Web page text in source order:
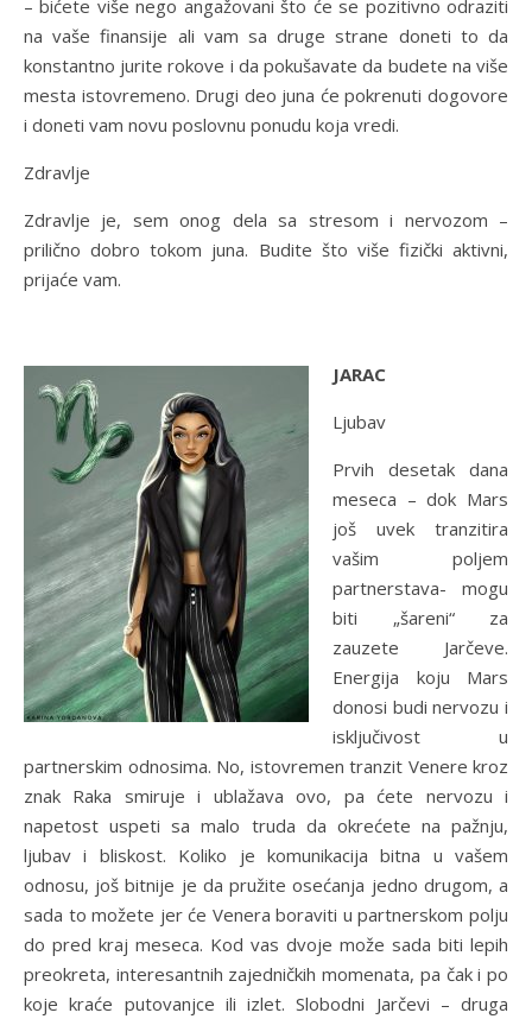
– bićete više nego angažovani što će se pozitivno odraziti
na vaše finansije ali vam sa druge strane doneti to da
konstantno jurite rokove i da pokušavate da budete na više
mesta istovremeno. Drugi deo juna će pokrenuti dogovore
i doneti vam novu poslovnu ponudu koja vredi.
Zdravlje
Zdravlje je, sem onog dela sa stresom i nervozom –
prilično dobro tokom juna. Budite što više fizički aktivni,
prijaće vam.
JARAC
Ljubav
Prvih desetak dana
meseca – dok Mars
još uvek tranzitira
vašim poljem
partnerstava- mogu
biti „šareni“ za
zauzete Jarčeve.
Energija koju Mars
donosi budi nervozu i
isključivost u
partnerskim odnosima. No, istovremen tranzit Venere kroz
znak Raka smiruje i ublažava ovo, pa ćete nervozu i
napetost uspeti sa malo truda da okrećete na pažnju,
ljubav i bliskost. Koliko je komunikacija bitna u vašem
odnosu, još bitnije je da pružite osećanja jedno drugom, a
sada to možete jer će Venera boraviti u partnerskom polju
do pred kraj meseca. Kod vas dvoje može sada biti lepih
preokreta, interesantnih zajedničkih momenata, pa čak i po
koje kraće putovanjce ili izlet. Slobodni Jarčevi – druga